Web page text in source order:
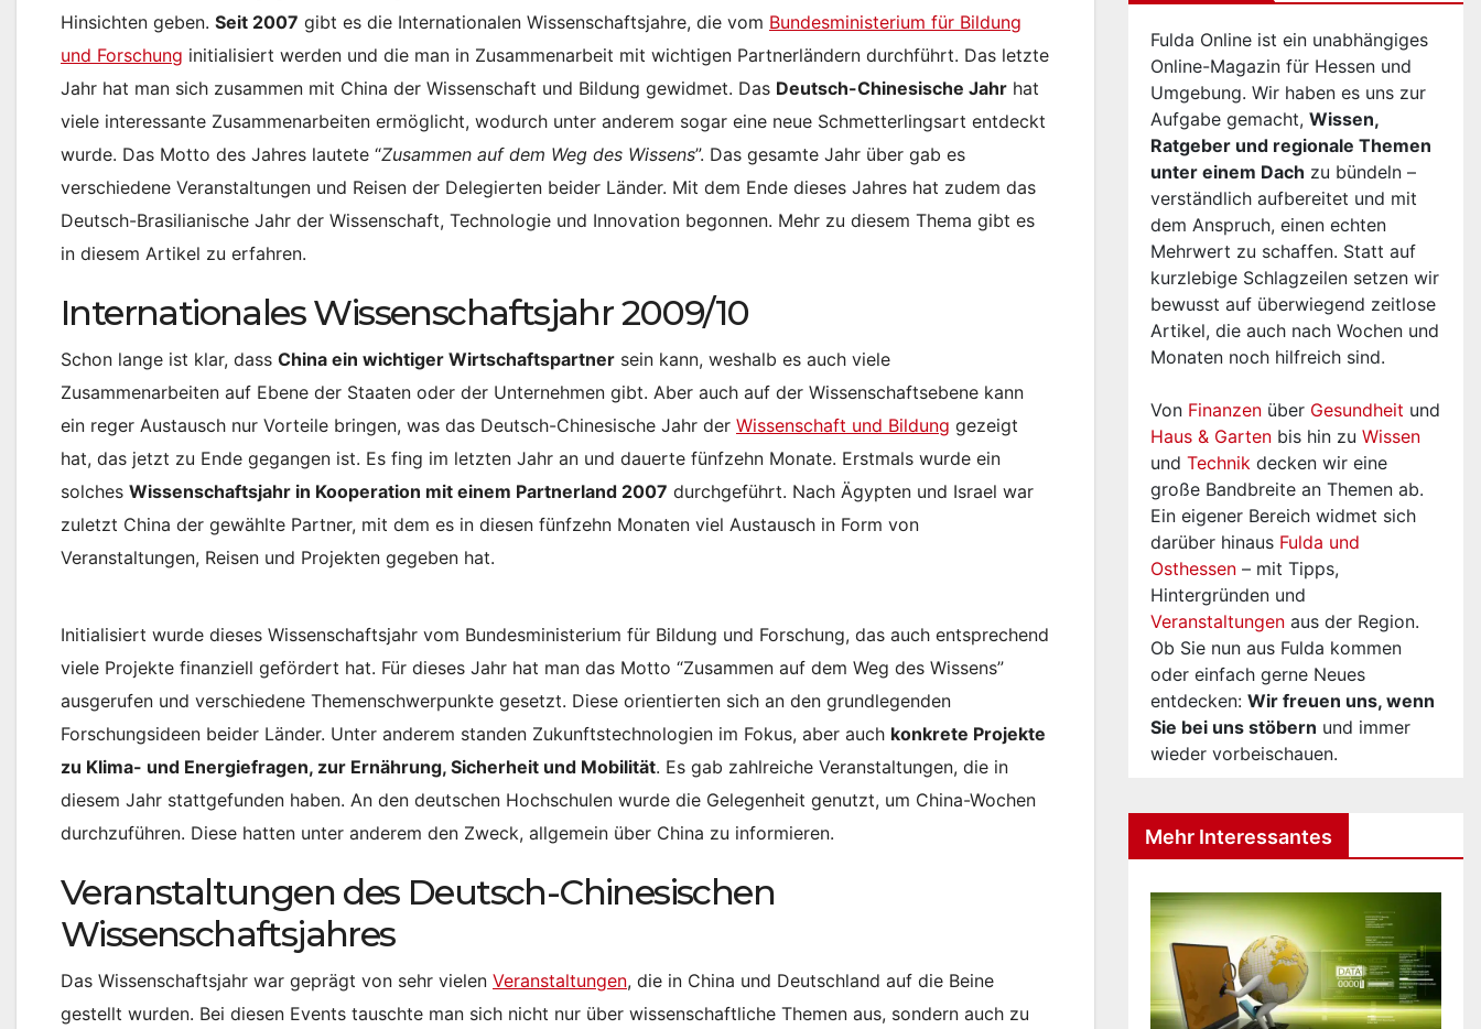
Hinsichten geben. Seit 2007 gibt es die Internationalen Wissenschaftsjahre, die vom Bundesministerium für Bildung
und Forschung initialisiert werden und die man in Zusammenarbeit mit wichtigen Partnerländern durchführt. Das letzte
Jahr hat man sich zusammen mit China der Wissenschaft und Bildung gewidmet. Das Deutsch-Chinesische Jahr hat
viele interessante Zusammenarbeiten ermöglicht, wodurch unter anderem sogar eine neue Schmetterlingsart entdeckt
wurde. Das Motto des Jahres lautete “Zusammen auf dem Weg des Wissens”. Das gesamte Jahr über gab es
verschiedene Veranstaltungen und Reisen der Delegierten beider Länder. Mit dem Ende dieses Jahres hat zudem das
Deutsch-Brasilianische Jahr der Wissenschaft, Technologie und Innovation begonnen. Mehr zu diesem Thema gibt es
in diesem Artikel zu erfahren.
Internationales Wissenschaftsjahr 2009/10
Schon lange ist klar, dass China ein wichtiger Wirtschaftspartner sein kann, weshalb es auch viele
Zusammenarbeiten auf Ebene der Staaten oder der Unternehmen gibt. Aber auch auf der Wissenschaftsebene kann
ein reger Austausch nur Vorteile bringen, was das Deutsch-Chinesische Jahr der Wissenschaft und Bildung gezeigt
hat, das jetzt zu Ende gegangen ist. Es fing im letzten Jahr an und dauerte fünfzehn Monate. Erstmals wurde ein
solches Wissenschaftsjahr in Kooperation mit einem Partnerland 2007 durchgeführt. Nach Ägypten und Israel war
zuletzt China der gewählte Partner, mit dem es in diesen fünfzehn Monaten viel Austausch in Form von
Veranstaltungen, Reisen und Projekten gegeben hat.
Initialisiert wurde dieses Wissenschaftsjahr vom Bundesministerium für Bildung und Forschung, das auch entsprechend
viele Projekte finanziell gefördert hat. Für dieses Jahr hat man das Motto “Zusammen auf dem Weg des Wissens”
ausgerufen und verschiedene Themenschwerpunkte gesetzt. Diese orientierten sich an den grundlegenden
Forschungsideen beider Länder. Unter anderem standen Zukunftstechnologien im Fokus, aber auch konkrete Projekte
zu Klima- und Energiefragen, zur Ernährung, Sicherheit und Mobilität. Es gab zahlreiche Veranstaltungen, die in
diesem Jahr stattgefunden haben. An den deutschen Hochschulen wurde die Gelegenheit genutzt, um China-Wochen
durchzuführen. Diese hatten unter anderem den Zweck, allgemein über China zu informieren.
Veranstaltungen des Deutsch-Chinesischen
Wissenschaftsjahres
Das Wissenschaftsjahr war geprägt von sehr vielen Veranstaltungen, die in China und Deutschland auf die Beine
gestellt wurden. Bei diesen Events tauschte man sich nicht nur über wissenschaftliche Themen aus, sondern auch zu
Fulda Online ist ein unabhängiges
Online-Magazin für Hessen und
Umgebung. Wir haben es uns zur
Aufgabe gemacht, Wissen,
Ratgeber und regionale Themen
unter einem Dach zu bündeln –
verständlich aufbereitet und mit
dem Anspruch, einen echten
Mehrwert zu schaffen. Statt auf
kurzlebige Schlagzeilen setzen wir
bewusst auf überwiegend zeitlose
Artikel, die auch nach Wochen und
Monaten noch hilfreich sind.
Von Finanzen über Gesundheit und
Haus & Garten bis hin zu Wissen
und Technik decken wir eine
große Bandbreite an Themen ab.
Ein eigener Bereich widmet sich
darüber hinaus Fulda und
Osthessen – mit Tipps,
Hintergründen und
Veranstaltungen aus der Region.
Ob Sie nun aus Fulda kommen
oder einfach gerne Neues
entdecken: Wir freuen uns, wenn
Sie bei uns stöbern und immer
wieder vorbeischauen.
Mehr Interessantes